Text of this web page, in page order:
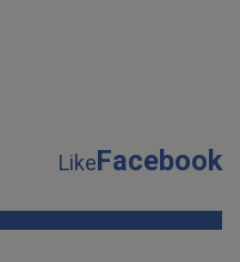
LikeFacebook